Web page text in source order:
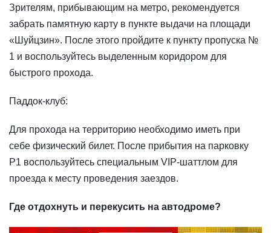
Зрителям, прибывающим на метро, рекомендуется
забрать памятную карту в пункте выдачи на площади
«Шуйцзин». После этого пройдите к пункту пропуска №
1 и воспользуйтесь выделенным коридором для
быстрого прохода.
Паддок-клуб:
Для прохода на территорию необходимо иметь при
себе физический билет. После прибытия на парковку
P1 воспользуйтесь специальным VIP-шаттлом для
проезда к месту проведения заездов.
Где отдохнуть и перекусить на автодроме?